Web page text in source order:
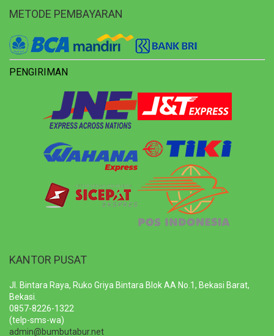
METODE PEMBAYARAN
PENGIRIMAN
KANTOR PUSAT
Jl. Bintara Raya, Ruko Griya Bintara Blok AA No.1, Bekasi Barat,
Bekasi.
0857-8226-1322
(telp-sms-wa)
admin@bumbutabur.net